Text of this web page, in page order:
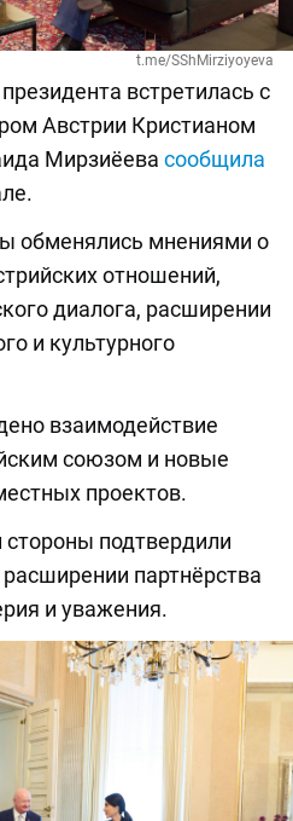
t.me/SShMirziyoyeva
встретилась с
Австрии Кристианом
Мирзиёева сообщила
обменялись мнениями о
отношений,
диалога, расширении
и культурного
взаимодействие
союзом и новые
проектов.
подтвердили
партнёрства
и уважения.